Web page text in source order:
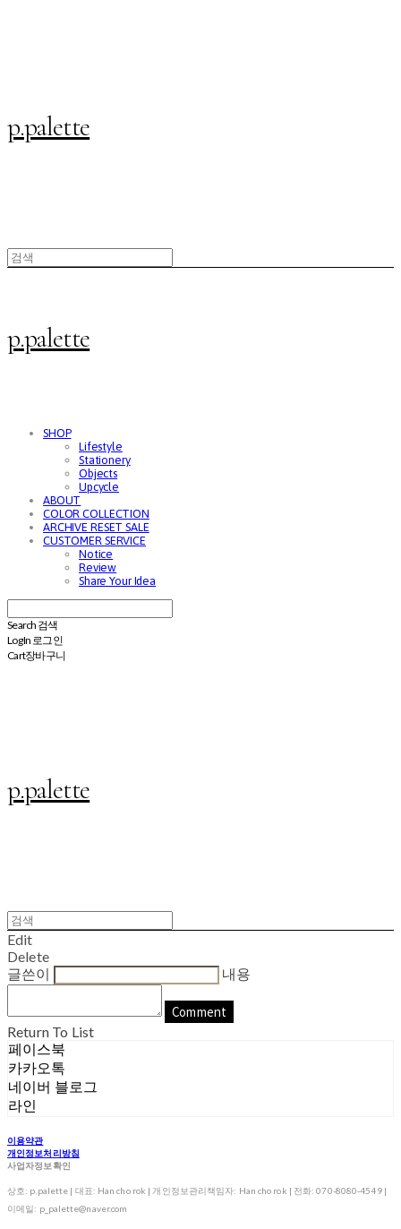
p.palette
p.palette
SHOP
Lifestyle
Stationery
Objects
Upcycle
ABOUT
COLOR COLLECTION
ARCHIVE RESET SALE
CUSTOMER SERVICE
Notice
Review
Share Your Idea
Search 검색
Log In 로그인
Cart장바구니
p.palette
Edit
Delete
글쓴이
내용
Comment
Return To List
페이스북
카카오톡
네이버 블로그
라인
이용약관
개인정보처리방침
사업자정보확인
상호: p.palette | 대표: Han cho rok | 개인정보관리책임자: Han cho rok | 전화: 070-8080-4549 |
이메일: p_palette@naver.com